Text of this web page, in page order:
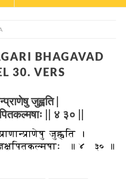
BHAGAVAD
30. VERS
जुह्वति |
|| ४ ३० ||